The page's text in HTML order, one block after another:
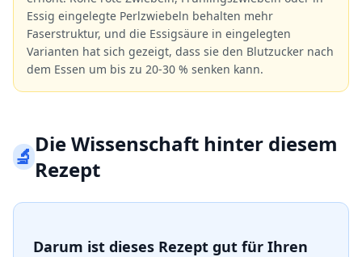
Essig eingelegte Perlzwiebeln behalten mehr
Faserstruktur, und die Essigsäure in eingelegten
Varianten hat sich gezeigt, dass sie den Blutzucker nach
dem Essen um bis zu 20-30 % senken kann.
🔬Die Wissenschaft hinter diesem
Rezept
Darum ist dieses Rezept gut für Ihren